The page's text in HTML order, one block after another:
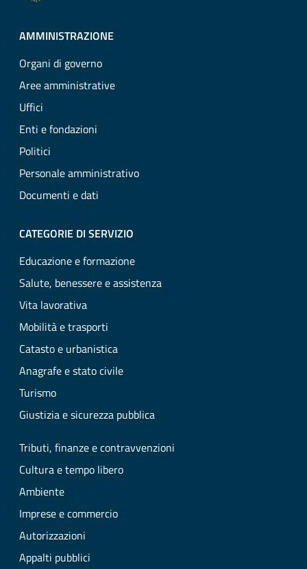
AMMINISTRAZIONE
Organi di governo
Aree amministrative
Uffici
Enti e fondazioni
Politici
Personale amministrativo
Documenti e dati
CATEGORIE DI SERVIZIO
Educazione e formazione
Salute, benessere e assistenza
Vita lavorativa
Mobilità e trasporti
Catasto e urbanistica
Anagrafe e stato civile
Turismo
Giustizia e sicurezza pubblica
Tributi, finanze e contravvenzioni
Cultura e tempo libero
Ambiente
Imprese e commercio
Autorizzazioni
Appalti pubblici